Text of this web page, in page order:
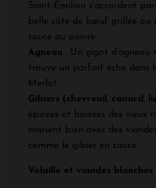
Saint-Émilion s’accordent
belle côte de bœuf grillée ou
sauce au poivre.
Agneau : Un gigot d’agneau
trouve un parfait écho dans
Merlot.
Gibiers (chevreuil, canard,
épicées et boisées des vieux
marient bien avec des
comme le gibier en sauce.
Volaille et viandes blanches